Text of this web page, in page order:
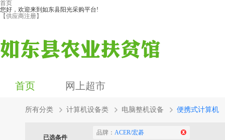
首页
您好，欢迎来到如东县阳光采购平台!
【供应商注册】
首页 网上超市
所有分类 计算机设备类 电脑整机设备 便携式计算机
已选条件
品牌： ACER/宏碁